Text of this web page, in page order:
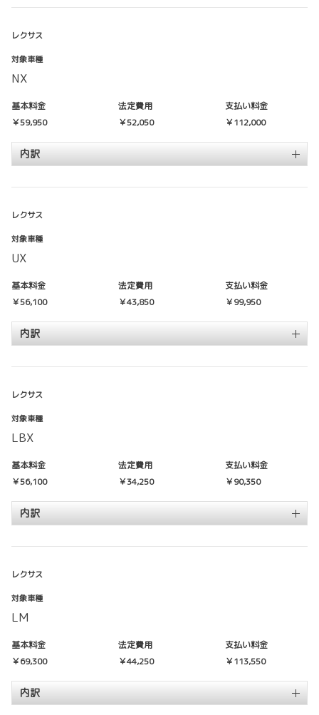
レクサス
対象車種
NX
基本料金
￥59,950
法定費用
￥52,050
支払い料金
￥112,000
内訳
レクサス
対象車種
UX
基本料金
￥56,100
法定費用
￥43,850
支払い料金
￥99,950
内訳
レクサス
対象車種
LBX
基本料金
￥56,100
法定費用
￥34,250
支払い料金
￥90,350
内訳
レクサス
対象車種
LM
基本料金
￥69,300
法定費用
￥44,250
支払い料金
￥113,550
内訳